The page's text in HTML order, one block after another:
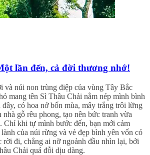
lần đến, cả đời thương nhớ!
và núi non trùng điệp của vùng Tây Bắc
mang tên Sì Thâu Chải nằm nép mình bình
có hoa nở bốn mùa, mây trắng trôi lững
gỗ rêu phong, tạo nên bức tranh vừa
Chỉ khi tự mình bước đến, bạn mới cảm
của núi rừng và vẻ đẹp bình yên vốn có
đi, chẳng ai nỡ ngoảnh đầu nhìn lại, bởi
Chải quá đỗi dịu dàng.